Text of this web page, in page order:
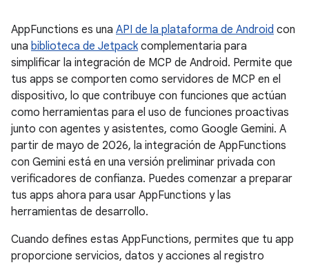
AppFunctions es una API de la plataforma de Android con
una biblioteca de Jetpackcomplementaria para
simplificar la integración de MCP de Android. Permite que
tus apps se comporten como servidores de MCP en el
dispositivo, lo que contribuye con funciones que actúan
como herramientas para el uso de funciones proactivas
junto con agentes y asistentes, como Google Gemini. A
partir de mayo de 2026, la integración de AppFunctions
con Gemini está en una versión preliminar privada con
verificadores de confianza. Puedes comenzar a preparar
tus apps ahora para usar AppFunctions y las
herramientas de desarrollo.
Cuando defines estas AppFunctions, permites que tu app
proporcione servicios, datos y acciones al registro